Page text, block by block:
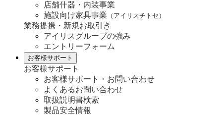
店舗什器・内装事業
施設向け家具事業 （アイリスチトセ）
業務提携・新規お取引き
アイリスグループの強み
エントリーフォーム
お客様サポート
お客様サポート
お客様サポート・お問い合わせ
よくあるお問い合わせ
取扱説明書検索
製品安全情報